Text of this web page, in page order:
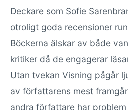
Deckare som Sofie
otroligt goda recensioner
Böckerna älskar av både
kritiker då de engagerar
Utan tvekan Visning pågår
av författarens mest
andra författare har